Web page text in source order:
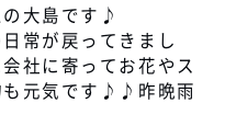
大島です♪
常が戻ってきまし
社に寄ってお花やス
も元気です♪♪昨晩雨